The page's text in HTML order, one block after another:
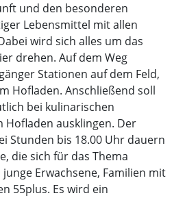
und den besonderen
Lebensmittel mit allen
wird sich alles um das
drehen. Auf dem Weg
Stationen auf dem Feld,
Hofladen. Anschließend soll
bei kulinarischen
Hofladen ausklingen. Der
Stunden bis 18.00 Uhr dauern
die sich für das Thema
Erwachsene, Familien mit
55plus. Es wird ein